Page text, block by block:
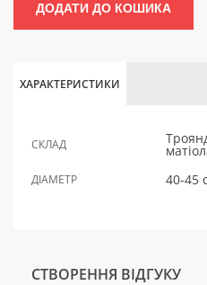
ДОДАТИ ДО КОШИКА
ХАРАКТЕРИСТИКИ
СКЛАД
ДІАМЕТР 40-45
СТВОРЕННЯ ВІДГУКУ